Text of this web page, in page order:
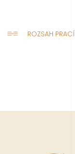
ROZSAH PRACÍ